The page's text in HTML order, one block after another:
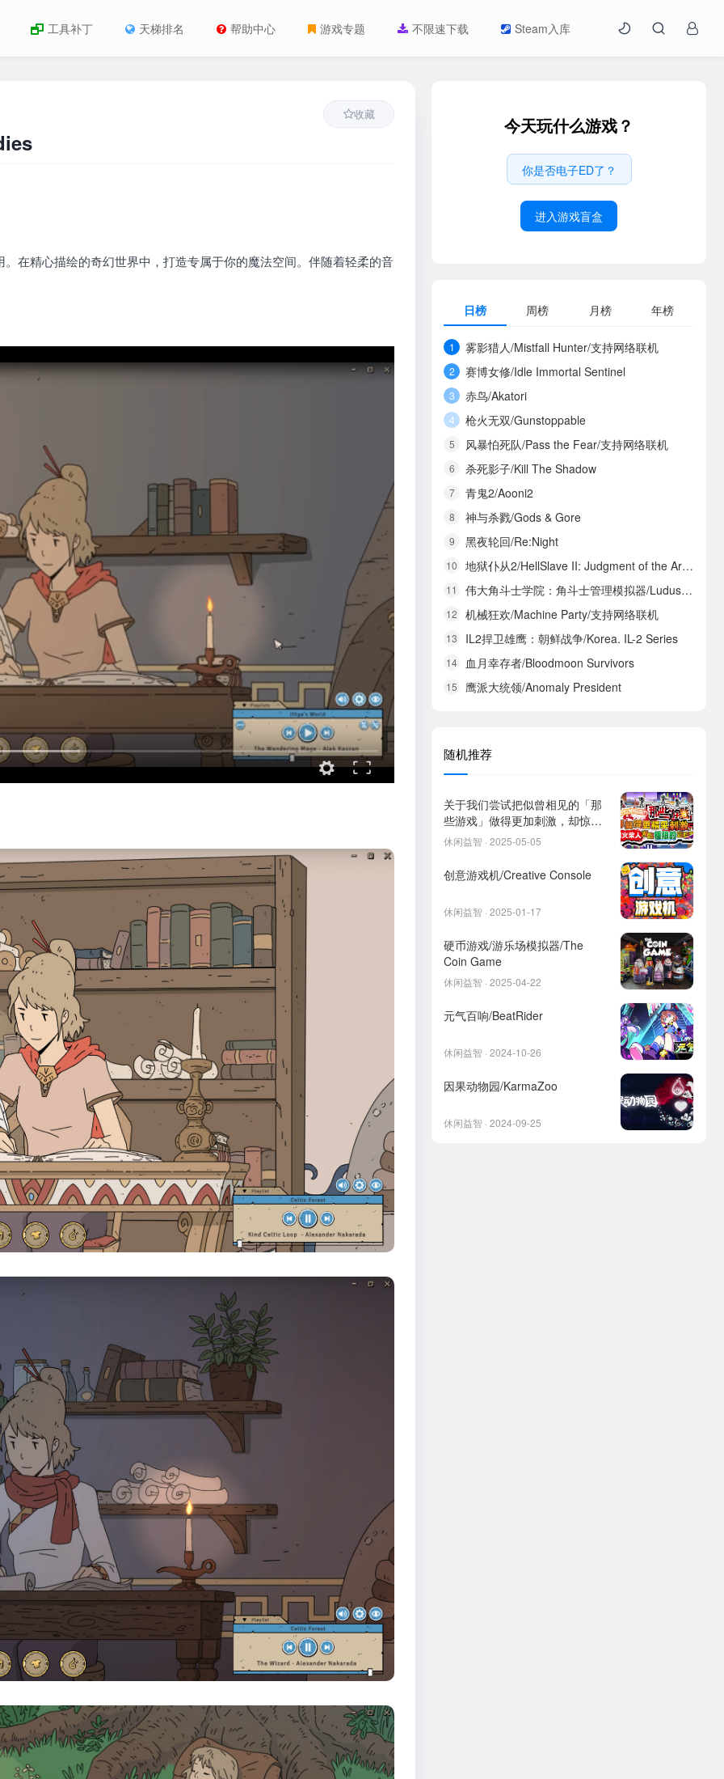
工具补丁 天梯排名 帮助中心 游戏专题 不限速下载 Steam入库
收藏
在精心描绘的奇幻世界中，打造专属于你的魔法空间。伴随着轻柔的音
今天玩什么游戏？
你是否电子ED了？
进入游戏盲盒
日榜 周榜 月榜 年榜
1 雾影猎人/Mistfall Hunter/支持网络联机
2 赛博女修/Idle Immortal Sentinel
3 赤鸟/Akatori
4 枪火无双/Gunstoppable
5 风暴怕死队/Pass the Fear/支持网络联机
6 杀死影子/Kill The Shadow
7 青鬼2/Aooni2
8 神与杀戮/Gods & Gore
9 黑夜轮回/Re:Night
10 地狱仆从2/HellSlave II: Judgment of the Archon
11 伟大角斗士学院：角斗士管理模拟器/Ludus Magnatus: Gladiator Manager Simulator
12 机械狂欢/Machine Party/支持网络联机
13 IL2捍卫雄鹰：朝鲜战争/Korea. IL-2 Series
14 血月幸存者/Bloodmoon Survivors
15 鹰派大统领/Anomaly President
随机推荐
关于我们尝试把似曾相见的「那
些游戏」做得更加刺激，却惊觉
火柴人存在极限这档事。
休闲益智 · 2025-05-05
创意游戏机/Creative Console
休闲益智 · 2025-01-17
硬币游戏/游乐场模拟器/The
Coin Game
休闲益智 · 2025-04-22
元气百响/BeatRider
休闲益智 · 2024-10-26
因果动物园/KarmaZoo
休闲益智 · 2024-09-25